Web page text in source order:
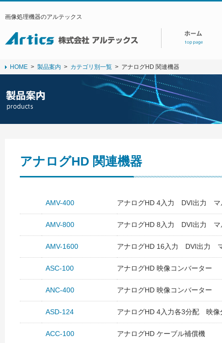
画像処理機器のアルテックス
HOME > 製品案内 > カテゴリ別一覧 > アナログHD 関連機器
アナログHD 関連機器
AMV-400 アナログHD 4入力 DVI出力 マ
AMV-800 アナログHD 8入力 DVI出力 マ
AMV-1600 アナログHD 16入力 DVI出力
ASC-100 アナログHD 映像コンバーター
ANC-400 アナログHD 映像コンバーター
ASD-124 アナログHD 4入力各3分配 映像
ACC-100 アナログHD ケーブル補償機